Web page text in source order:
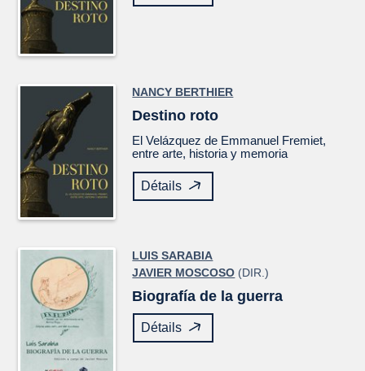
NANCY BERTHIER
Destino roto
ElVelázquez de Emmanuel Fremiet,
entre arte, historia y memoria
Détails
LUIS SARABIA
JAVIER MOSCOSO (DIR.)
Biografía de la guerra
Détails